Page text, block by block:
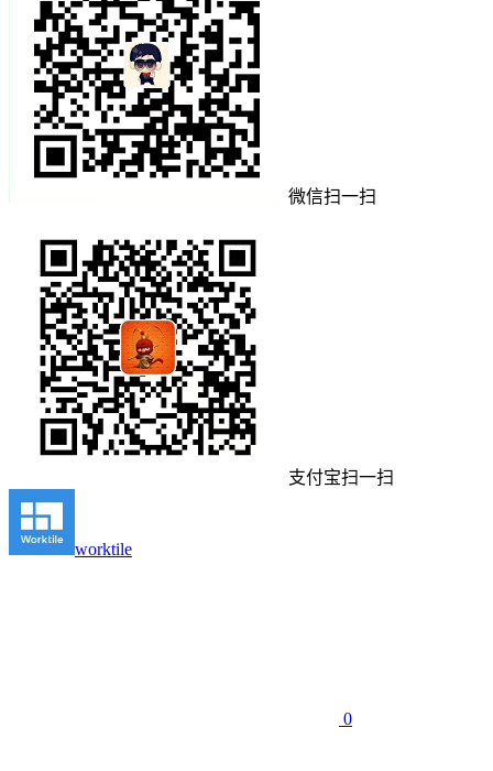
微信扫一扫
支付宝扫一扫
worktile
0